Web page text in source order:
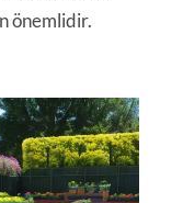
önemlidir.